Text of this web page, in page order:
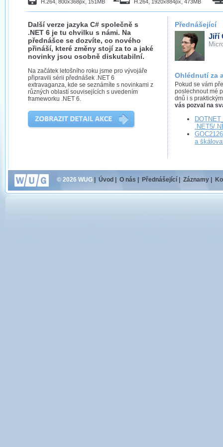
H.264, 800x368px, 151MB H.264, 1920x884px, 473MB
Další verze jazyka C# společně s
.NET 6 je tu chvilku s námi. Na
přednášce se dozvíte, co nového
přináší, které změny stojí za to a jaké
novinky jsou osobně diskutabilní.
Na začátek letošního roku jsme pro vývojáře
připravili sérii přednášek .NET 6
extravaganza, kde se seznámíte s novinkami z
různých oblastí souvisejících s uvedením
frameworku .NET 6.
Přednášející
Jiří
Ohlédnutí za
Pokud se vám
poslechnout mé
dnů i s
vás pozval na
.NET5/
a
© 2026 WUG | Úvod | O nás | Přednášející | Záznamy |